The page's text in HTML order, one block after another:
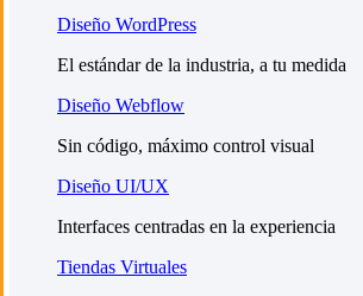
Diseño WordPress
El estándar de la industria, a tu medida
Diseño Webflow
Sin código, máximo control visual
Diseño UI/UX
Interfaces centradas en la experiencia
Tiendas Virtuales